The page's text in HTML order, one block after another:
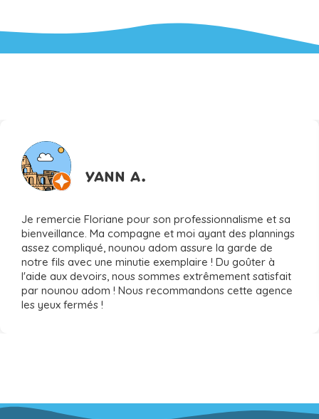
YANN A.
Je remercie Floriane pour son professionnalisme et sa
bienveillance. Ma compagne et moi ayant des plannings
assez compliqué, nounou adom assure la garde de
notre fils avec une minutie exemplaire ! Du goûter à
l'aide aux devoirs, nous sommes extrêmement satisfait
par nounou adom ! Nous recommandons cette agence
les yeux fermés !